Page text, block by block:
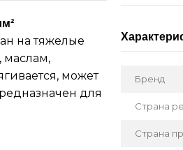
на тяжелые
маслам,
может
для
Бренд
Страна
Страна